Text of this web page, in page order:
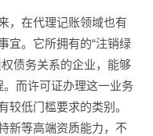
，在代理记账领域也有
宜。它所拥有的“注销绿
债务关系的企业，能够
而许可证办理这一业务
较低门槛要求的类别。
新等高端资质能力，不